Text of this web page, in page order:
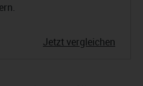
Jetzt vergleichen